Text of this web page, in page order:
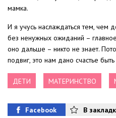
мамка.
И я учусь наслаждаться тем, чем
без ненужных ожиданий –
оно дальше – никто не знает.
подвиг, это нам дано счастье
ДЕТИ МАТЕРИНСТВО
Facebook В